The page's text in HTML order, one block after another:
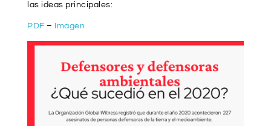
las ideas principales:
PDF – Imagen